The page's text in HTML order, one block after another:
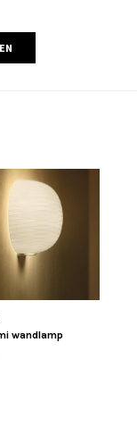
wandlamp